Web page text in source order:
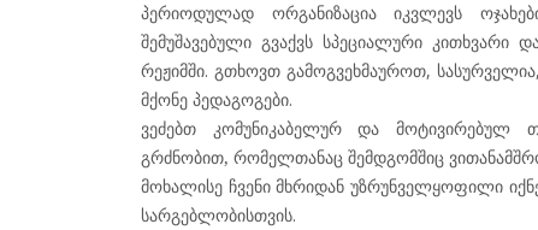
პერიოდულად
ორგანიზაცია იკვლევს
შემუშავებული გვაქვს სპეციალური კითხვარი
რეჟიმში. გთხოვთ გამოგვეხმაუროთ, სასურველია,
მქონე პედაგოგები.
ვეძებთ
კომუნიკაბელურ და მოტივირებულ
გრძნობით, რომელთანაც შემდგომშიც
მოხალისე ჩვენი მხრიდან უზრუნველყოფილი
სარგებლობისთვის.